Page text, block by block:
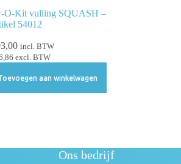
c
i
e
O-Kit vulling SQUASH –
54012
incl. BTW
excl. BTW
aan winkelwagen
Ons bedrijf